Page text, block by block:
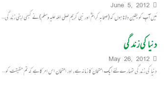
June 5, 2012
مَیں آپ کو یقین دلاتا ہوں کہ (صحابہ کرامؓ اور نبی کریم صلی اللہ علیہ وسلم) نے کبھی اپنی زندگی…
دنیا کی زندگی
May 26, 2012
دنیا کی زندگی تمہارے لئے ایک امتحان کا زمانہ ہے، اور امتحان اس امر کا ہے کہ تم حقیقت کو…